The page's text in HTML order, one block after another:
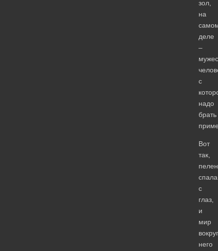
зол,
на
деле
–
с
надо
брать
Вот
так,
спала
с
глаз,
и
мир
вокруг
него